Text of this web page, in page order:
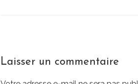
Laisser un commentaire